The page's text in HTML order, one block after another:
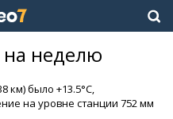
неделю
км) было +13.5°C,
на уровне станции 752 мм